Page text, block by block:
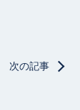
次の記事